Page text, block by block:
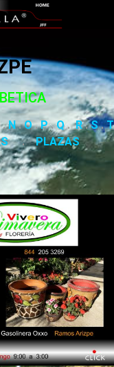
.N .O .P .Q . R .S .T
. PLAZAS